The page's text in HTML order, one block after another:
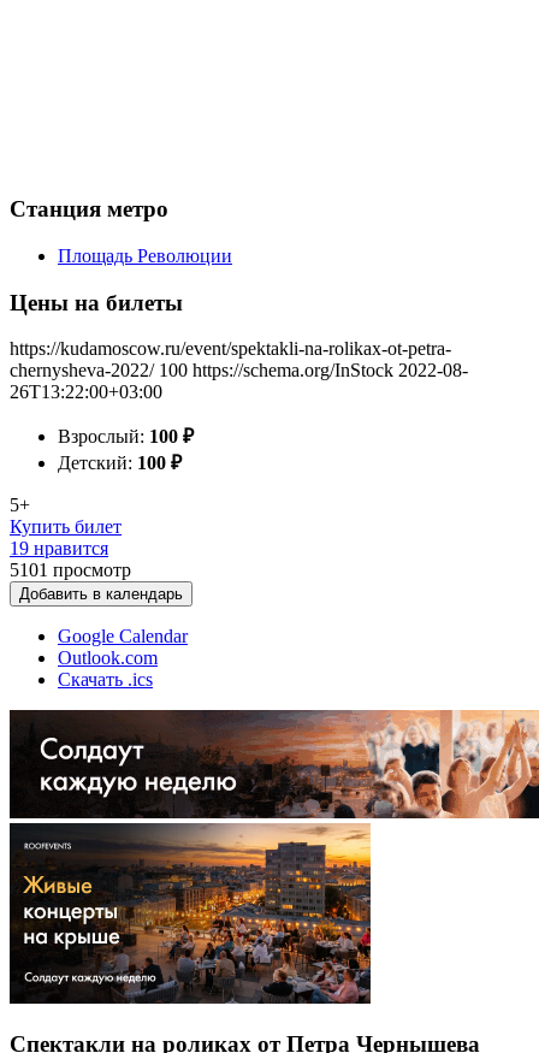
Станция метро
Площадь Революции
Цены на билеты
https://kudamoscow.ru/event/spektakli-na-rolikax-ot-petra-
chernysheva-2022/ 100 https://schema.org/InStock 2022-08-
26T13:22:00+03:00
Взрослый: 100 ₽
Детский: 100 ₽
5+
Купить билет
19 нравится
5101 просмотр
Добавить в календарь
Google Calendar
Outlook.com
Скачать .ics
Спектакли на роликах от Петра Чернышева